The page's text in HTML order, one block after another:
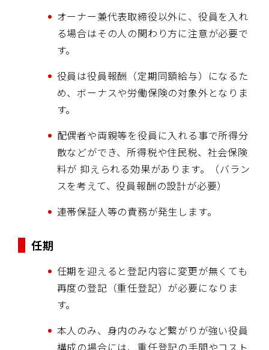
オーナー兼代表取締役以外に、役員を入れ
る場合はその人の関わり方に注意が必要で
す。
役員は役員報酬（定期同額給与）になるた
め、ボーナスや労働保険の対象外となりま
す。
配偶者や両親等を役員に入れる事で所得分
散などができ、所得税や住民税、社会保険
料が 抑えられる効果があります。（バラン
スを考えて、役員報酬の設計が必要）
連帯保証人等の責務が発生します。
任期
任期を迎えると登記内容に変更が無くても
再度の登記（重任登記）が必要になりま
す。
本人のみ、身内のみなど繋がりが強い役員